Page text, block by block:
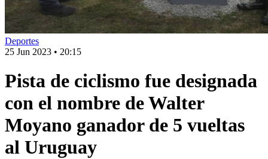
Deportes
25 Jun 2023 • 20:15
Pista de ciclismo fue designada
con el nombre de Walter
Moyano ganador de 5 vueltas
al Uruguay